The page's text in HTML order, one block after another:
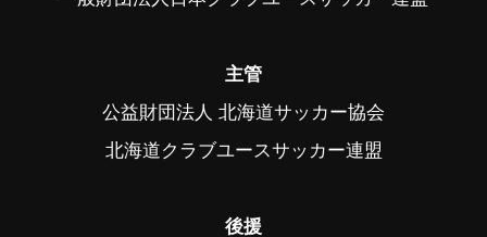
主管
公益財団法人 北海道サッカー協会
北海道クラブユースサッカー連盟
後援